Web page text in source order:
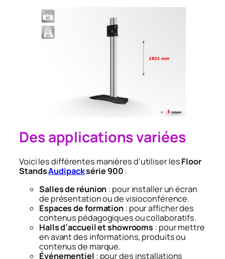
Des applications variées
Voici les différentes manières d’utiliser lesFloor
StandsAudipacksérie 900:
Salles de réunion: pour installer un écran
de présentation ou de visioconférence.
Espaces de formation: pour afficher des
contenus pédagogiques ou collaboratifs.
Halls d’accueil et showrooms : pour mettre
en avant des informations, produits ou
contenus de marque.
Événementiel : pour des installations